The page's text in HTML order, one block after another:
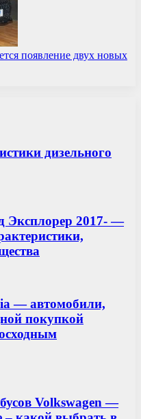
появление двух новых
дизельного
Эксплорер 2017- —
— автомобили,
покупкой
Volkswagen —